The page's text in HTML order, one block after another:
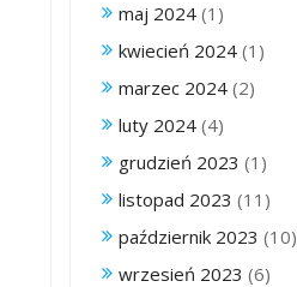
maj 2024 (1)
kwiecień 2024 (1)
marzec 2024 (2)
luty 2024 (4)
grudzień 2023 (1)
listopad 2023 (11)
październik 2023 (10)
wrzesień 2023 (6)